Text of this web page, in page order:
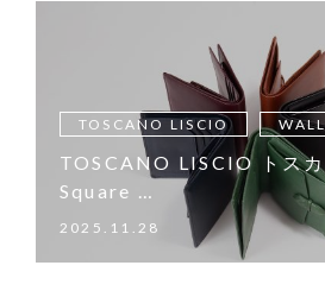
TOSCANO LISCIO
TOSCANO LISCIO トス
Square …
2025.11.28